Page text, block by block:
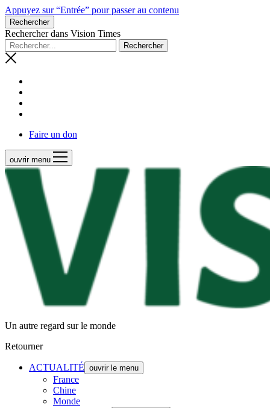
Appuyez sur “Entrée” pour passer au contenu
Rechercher
Rechercher dans Vision Times
Faire un don
ouvrir menu
Un autre regard sur le monde
Retourner
ACTUALITÉ ouvrir le menu
France
Chine
Monde